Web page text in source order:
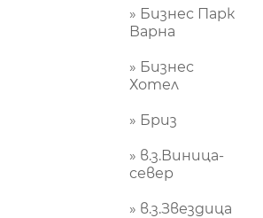
» Бизнес Парк
Варна
» Бизнес
Хотел
» Бриз
» в.з.Виница-
север
» в.з.Звездица